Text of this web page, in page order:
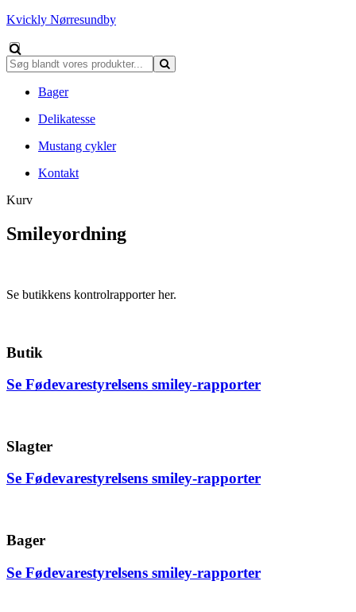
Kvickly Nørresundby
Bager
Delikatesse
Mustang cykler
Kontakt
Kurv
Smileyordning
Se butikkens kontrolrapporter her.
Butik
Se Fødevarestyrelsens smiley-rapporter
Slagter
Se Fødevarestyrelsens smiley-rapporter
Bager
Se Fødevarestyrelsens smiley-rapporter